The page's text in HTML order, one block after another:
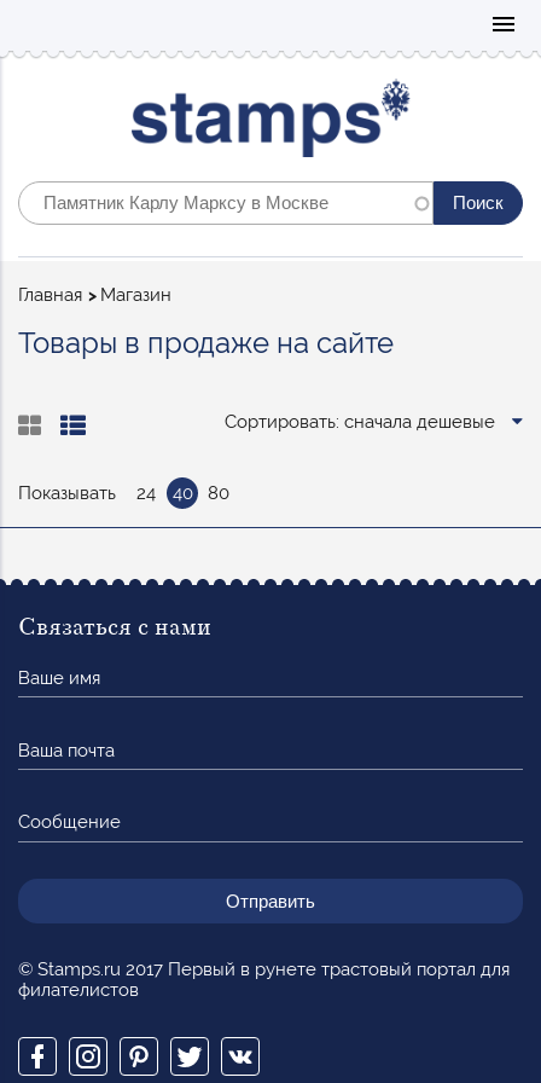
menu
Строка
Главная Магазин
Товары в продаже на сайте
Сортировать: сначала дешевые
Показывать 24 40 80
© Stamps.ru 2017 Первый в рунете трастовый портал для
филателистов
Связаться с нами
имя
почта
Сообщение